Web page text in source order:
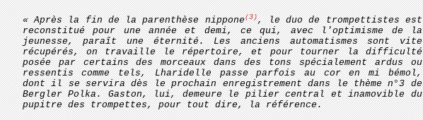
« Après la fin de la parenthèse nippone(3), le duo de trompettistes est
reconstitué pour une année et demi, ce qui, avec l'optimisme de la
jeunesse, paraît une éternité. Les anciens automatismes sont vite
récupérés, on travaille le répertoire, et pour tourner la difficulté
posée par certains des morceaux dans des tons spécialement ardus ou
ressentis comme tels, Lharidelle passe parfois au cor en mi bémol,
dont il se servira dès le prochain enregistrement dans le thème n°3 de
Bergler Polka. Gaston, lui, demeure le pilier central et inamovible du
pupitre des trompettes, pour tout dire, la référence.